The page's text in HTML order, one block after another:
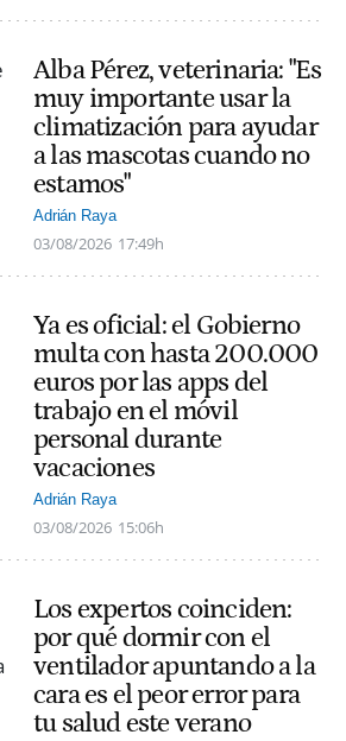
Alba Pérez, veterinaria: "Es
muy importante usar la
climatización para ayudar
a las mascotas cuando no
estamos"
Adrián Raya
03/08/2026 17:49h
Ya es oficial: el Gobierno
multa con hasta 200.000
euros por las apps del
trabajo en el móvil
personal durante
vacaciones
Adrián Raya
03/08/2026 15:06h
Los expertos coinciden:
por qué dormir con el
ventilador apuntando a la
cara es el peor error para
tu salud este verano